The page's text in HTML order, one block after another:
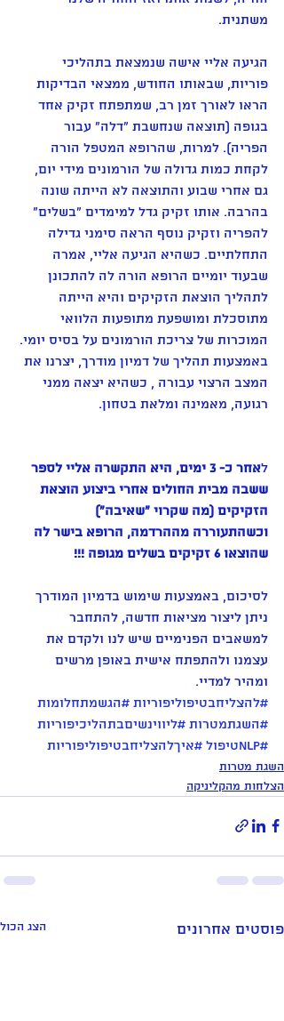
משתנית.
הגיעה אליי אישה שנמצאת בתהליכי
פוריות, שבאותו החודש, ממצאי הבדיקות
הראו לאורך זמן רב, שמתפתח זקיק אחד
בגופה (תוצאה שנחשבת "דלה" עבור
הפריה). למרות, שהרופא המטפל הורה
לקחת כמות גדולה של הורמונים מידי יום,
גם אחרי שבוע והתוצאה לא הייתה שונה
בהרבה. אותו זקיק גדל למימדים "בשלים"
להפריה וזקיק נוסף הראה סימני גדילה
התחלתיים. כשהיא הגיעה אליי, אמרה
שבעוד יומיים הרופא הורה לה להתכונן
לתהליך הוצאת הזקיקים והיא הייתה
מתוסכלת ומושפעת מתופעות הלוואי
המוכרות של צריכת הורמונים על בסיס יומי.
באמצעות תהליך של דמיון מודרך, יצרנו את
המצב הרצוי עבורה , כשהיא יצאה ממני
רגועה, מאמינה ומלאת בטחון.
ל
אחר כ- 3 ימים, היא התקשרה אליי לספר
ששבה מבית החולים אחרי ביצוע הוצאת
הזקיקים (מה שקרוי "שאיבה")
וכשהתעוררה מההרדמה, הרופא בישר לה
שהוצאו 6 זקיקים בשלים מגופה !!!
לסיכום, באמצעות שימוש בדמיון המודרך
ניתן ליצור מציאות חדשה, להתחבר
למשאבים הפנימיים שיש לנו ולקדם את
עצמנו ולהתפתח אישית באופן מרשים
ומהיר למדיי.
#להצליחבטיפוליפוריות #הגשמתחלומות
#השגתמטרות #ליווינשיםבתהליכיפוריות
#NLPטיפול
#איךלהצליחבטיפוליפוריות
השגת מטרות
הצלחות מהקליניקה
פוסטים אחרונים הצג הכול